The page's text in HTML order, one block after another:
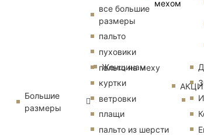
Женщинам
мехом
Большие
размеры
все большие
размеры
пальто
пуховики
пальто на меху
куртки
ветровки
плащи
пальто из шерсти